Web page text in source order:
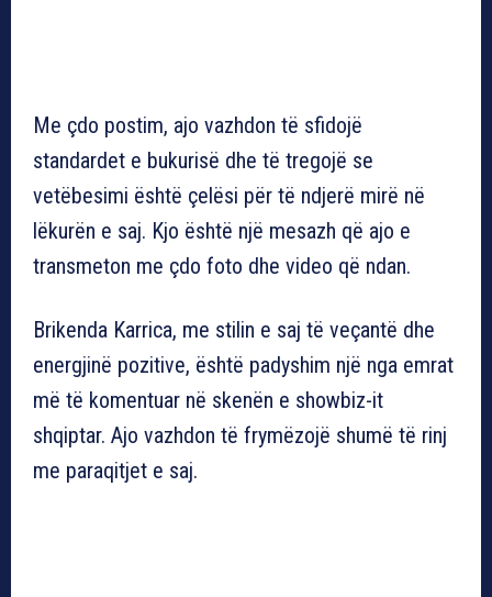
Me çdo postim, ajo vazhdon të sfidojë
standardet e bukurisë dhe të tregojë se
vetëbesimi është çelësi për të ndjerë mirë në
lëkurën e saj. Kjo është një mesazh që ajo e
transmeton me çdo foto dhe video që ndan.
Brikenda Karrica, me stilin e saj të veçantë dhe
energjinë pozitive, është padyshim një nga emrat
më të komentuar në skenën e showbiz-it
shqiptar. Ajo vazhdon të frymëzojë shumë të rinj
me paraqitjet e saj.